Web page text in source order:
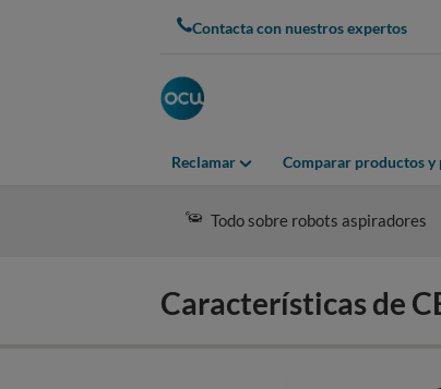
Contacta con nuestros expertos
Reclamar Comparar productos y
Todo sobre robots aspiradores
Características de